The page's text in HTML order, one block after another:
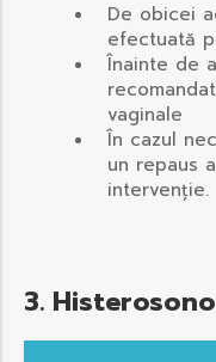
De obicei
efectuată
Înainte de
vaginale
În cazul
un repaus
intervenție.
3.